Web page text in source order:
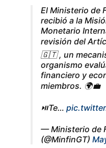
El Ministerio de
recibió a la
Monetario
revisión del
🇬🇹 , un
organismo
financiero y
miembros. 🌍💼
⏯️Te…
— Ministerio de
(@MinfinGT)